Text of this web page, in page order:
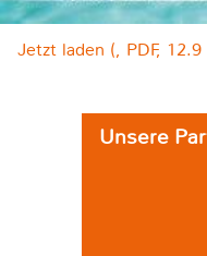
Jetzt laden (, PDF, 12.9
Unsere